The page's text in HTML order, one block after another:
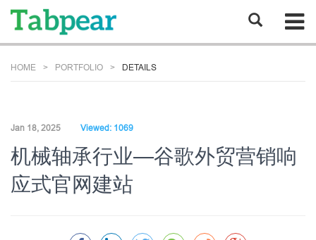
HOME PORTFOLIO DETAILS
Jan 18, 2025 Viewed: 1069
机械轴承行业—谷歌外贸营销响
应式官网建站